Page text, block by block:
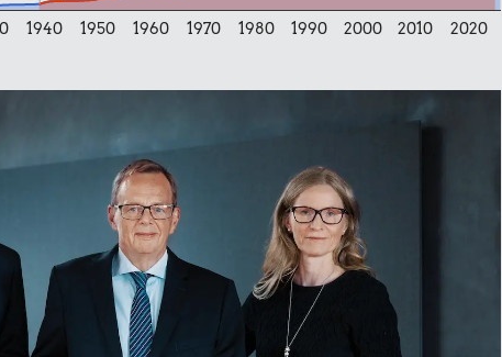
13 kr.
2 kg mel
1940 1950 1960 1970 1980 1990 2000 2010 2020